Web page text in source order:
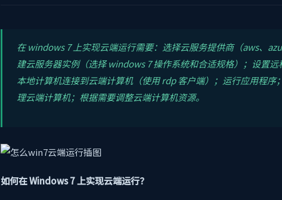
在 windows 7 上实现云端运行需要：选择云服务提供商（aws、
建云服务器实例（选择 windows 7 操作系统和合适规格）；设置
本地计算机连接到云端计算机（使用 rdp 客户端）；运行应用程序
理云端计算机；根据需要调整云端计算机资源。
如何在 Windows 7 上实现云端运行？